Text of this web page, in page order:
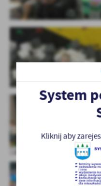
System
Kliknij aby